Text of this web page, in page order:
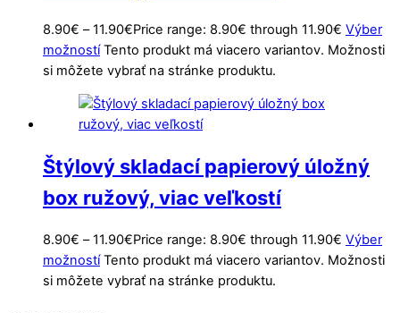
8.90€ – 11.90€Price range: 8.90€ through 11.90€ Výber
možností Tento produkt má viacero variantov. Možnosti
si môžete vybrať na stránke produktu.
Štýlový skladací papierový úložný
box ružový, viac veľkostí
8.90€ – 11.90€Price range: 8.90€ through 11.90€ Výber
možností Tento produkt má viacero variantov. Možnosti
si môžete vybrať na stránke produktu.